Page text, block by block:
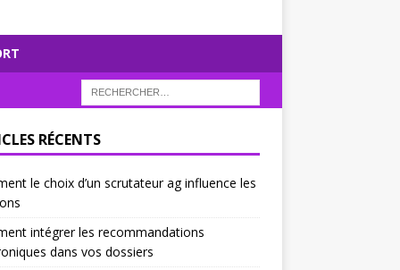
RÉCENTS
le choix d’un scrutateur ag influence les
intégrer les recommandations
dans vos dossiers